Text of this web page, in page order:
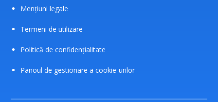
Mențiuni legale
Termeni de utilizare
Politică de confidențialitate
Panoul de gestionare a cookie-urilor